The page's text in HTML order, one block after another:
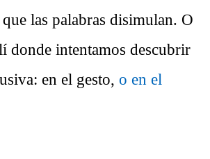
las palabras disimulan. O
donde intentamos descubrir
en el gesto, o en el